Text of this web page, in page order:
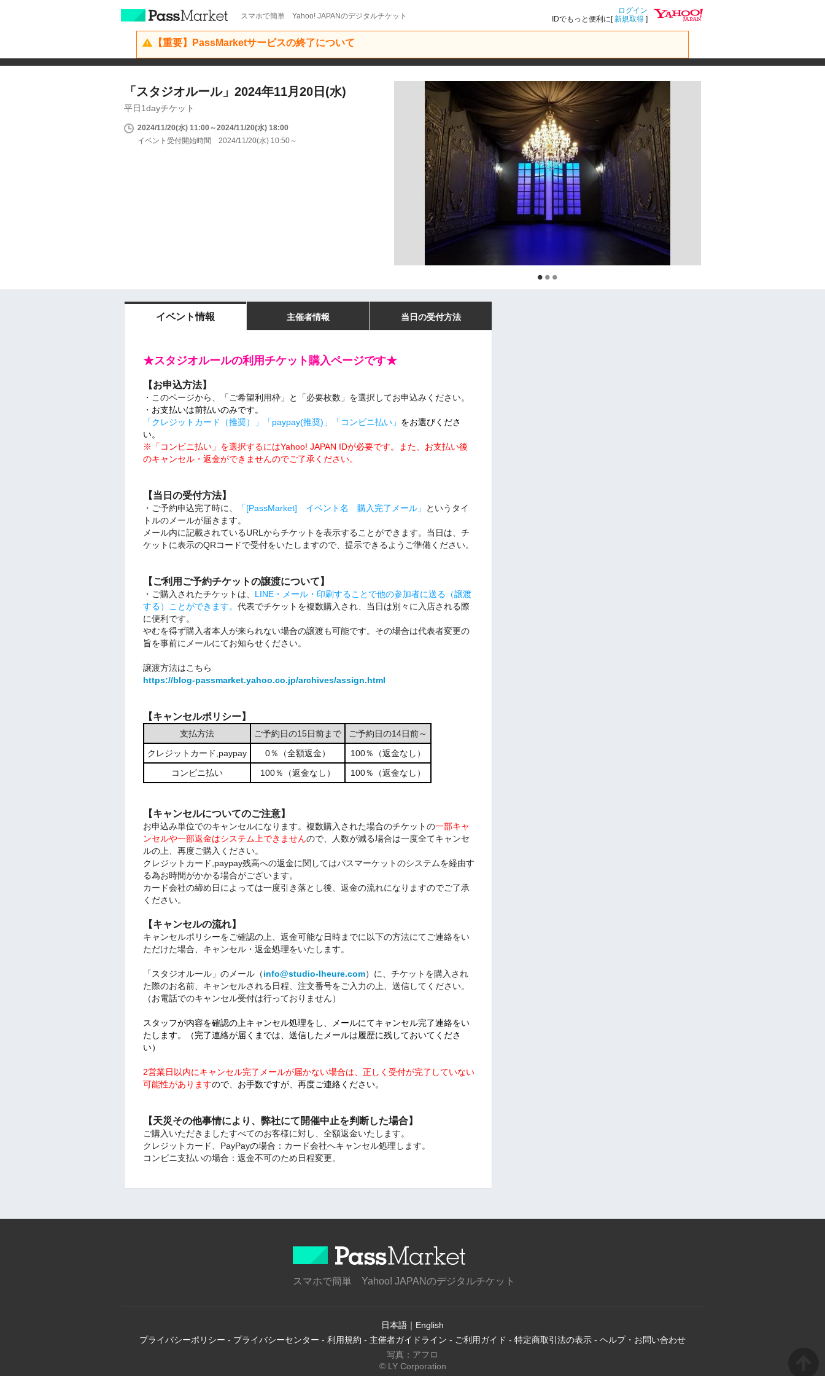
スマホで簡単 Yahoo! JAPANのデジタルチケット
ログイン
IDでもっと便利に[新規取得 ]
【重要】PassMarketサービスの終了について
「スタジオルール」2024年11月20日(水)
平日1dayチケット
2024/11/20(水) 11:00～2024/11/20(水) 18:00
イベント受付開始時間 2024/11/20(水) 10:50～
イベント情報 主催者情報 当日の受付方法
★スタジオルールの利用チケット購入ページです★
【お申込方法】
・このページから、「ご希望利用枠」と「必要枚数」を選択してお申込みください。
・ お支払いは前払いのみです。
「クレジットカード（推奨）」「paypay(推奨)」「コンビニ払い」 をお選びくださ
い。
※「コンビニ払い」を選択するにはYahoo! JAPAN IDが必要です。また、 お支払い後
のキャンセル・返金ができませんのでご了承ください。
【当日の受付方法】
・ご予約申込完了時に、 「[PassMarket] イベント名 購入完了メール」
というタイ
トルのメールが届きます。
メール内に記載されているURLからチケットを表示することができます。当日は、チ
ケットに表示のQRコードで受付をいたしますので、提示できるようご準備ください。
【ご利用ご予約チケットの譲渡について】
・ご購入されたチケットは、 LINE・メール・印刷することで他の参加者に送る（譲渡
する）ことができます。 代表でチケットを複数購入され、当日は別々に入店される際
に便利です。
やむを得ず購入者本人が来られない場合の譲渡も可能です。その場合は代表者変更の
旨を事前にメールにてお知らせください。
譲渡方法はこちら
https://blog-passmarket.yahoo.co.jp/archives/assign.html
【キャンセルポリシー】
支払方法 ご予約日の15日前まで
ご予約日の14日前～
クレジットカード,paypay
0％（全額返金）
100％（返金なし）
コンビニ払い
100％（返金なし） 100％（返金なし）
【キャンセルについてのご注意】
お申込み単位でのキャンセルになります。複数購入された場合のチケットの一部キャ
ンセルや一部返金はシステム上できませんので、人数が減る場合は一度全てキャンセ
ルの上、再度ご購入ください。
クレジットカード,paypay残高への返金に関してはパスマーケットのシステムを経由す
る為お時間がかかる場合がございます。
カード会社の締め日によっては一度引き落とし後、返金の流れになりますのでご了承
ください。
【キャンセルの流れ】
キャンセルポリシーをご確認の上、返金可能な日時までに以下の方法にてご連絡をい
ただけた場合、キャンセル・返金処理をいたします。
「スタジオルール」のメール（info@studio-lheure.com）に、チケットを購入され
た際のお名前、キャンセルされる日程、注文番号をご入力の上、送信してください。
（お電話でのキャンセル受付は行っておりません）
スタッフが内容を確認の上キャンセル処理をし、メールにてキャンセル完了連絡をい
たします。（完了連絡が届くまでは、送信したメールは履歴に残しておいてくださ
い）
2営業日以内にキャンセル完了メールが届かない場合は、正しく受付が完了していない
可能性がありますので、お手数ですが、再度ご連絡ください。
【天災その他事情により、弊社にて開催中止を判断した場合】
ご購入いただきましたすべてのお客様に対し、全額返金いたします。
クレジットカード、PayPayの場合：カード会社へキャンセル処理します。
コンビニ支払いの場合：返金不可のため日程変更。
スマホで簡単 Yahoo! JAPANのデジタルチケット
日本語 ｜ English
プライバシーポリシー - プライバシーセンター - 利用規約 - 主催者ガイドライン - ご利用ガイド - 特定商取引法の表示 - ヘルプ・お問い合わせ
写真：アフロ
© LY Corporation